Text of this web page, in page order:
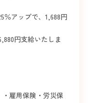
％アップで、1,688円
円支給いたしま
・雇用保険・労災保